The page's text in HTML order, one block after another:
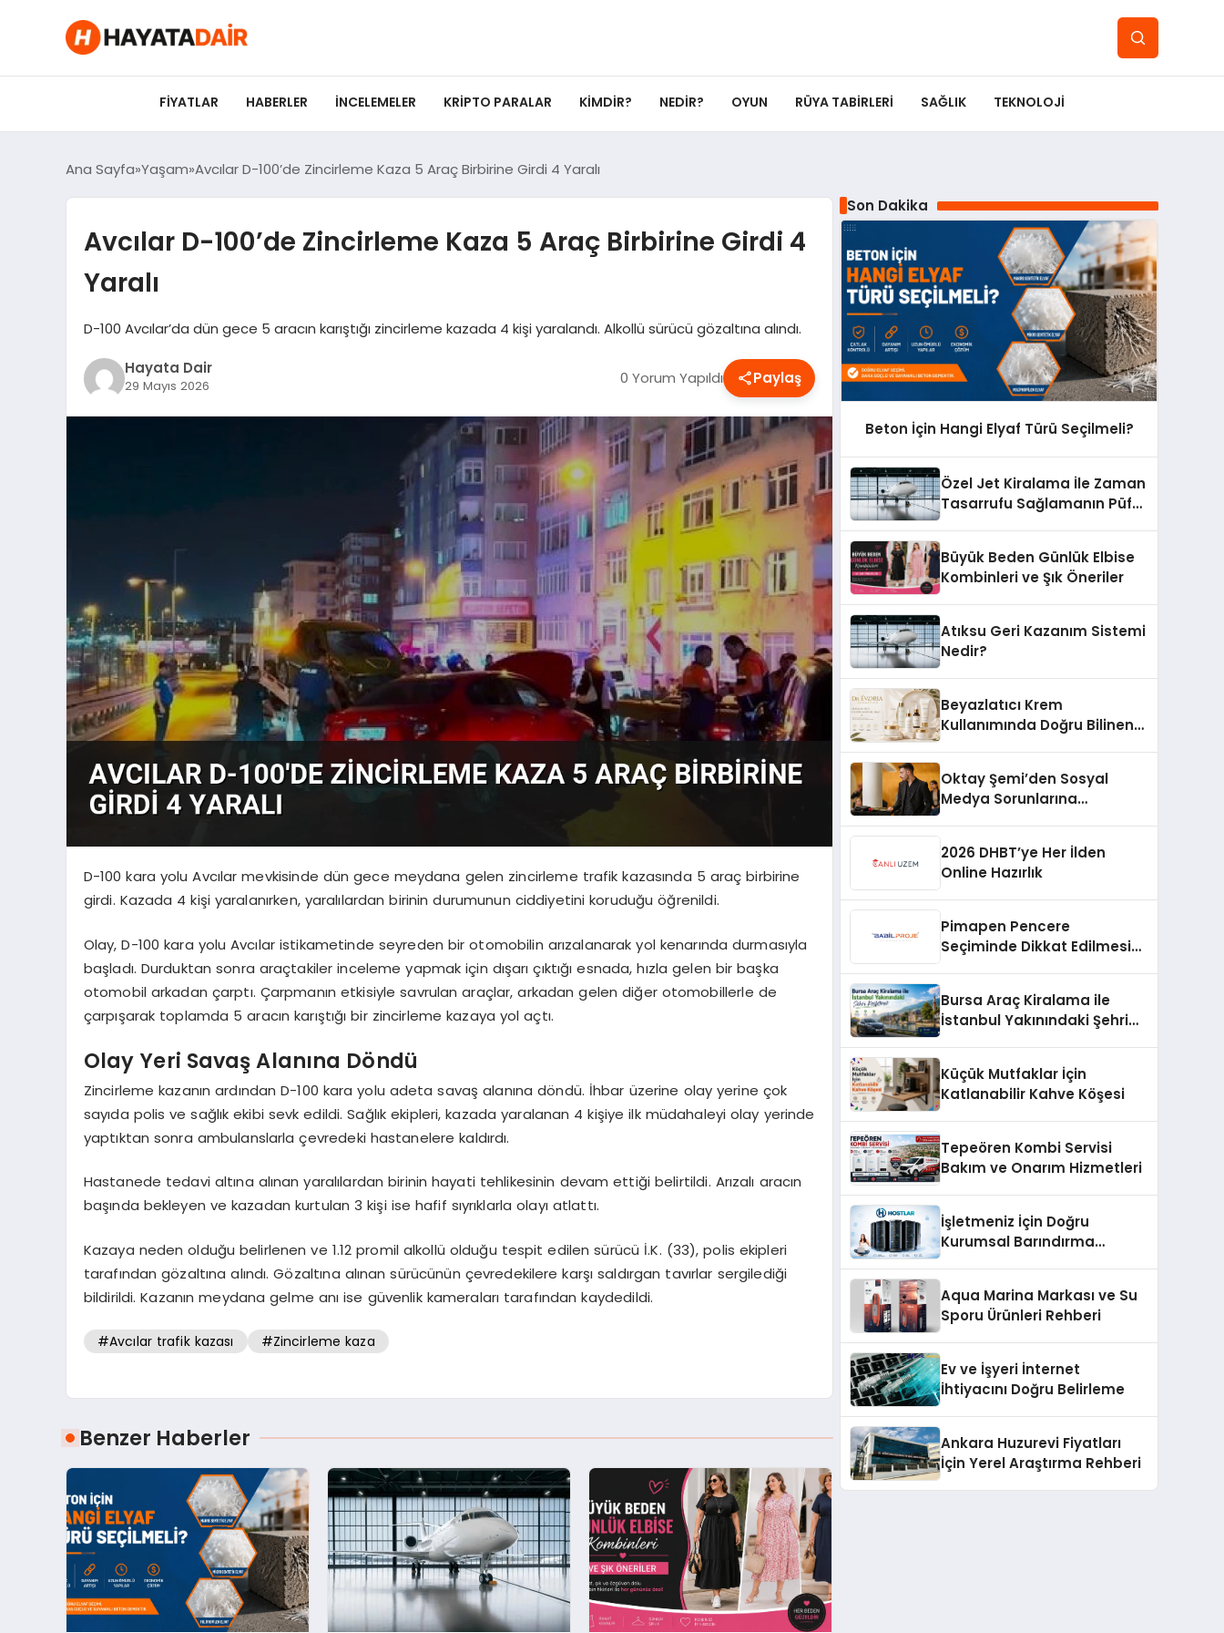
FIYATLAR HABERLER İNCELEMELER KRIPTO PARALAR KIMDIR? NEDIR? OYUN RÜYA TABIRLERI SAĞLIK TEKNOLOJI
Ana Sayfa Yaşam Avcılar D-100’de Zincirleme Kaza 5 Araç Birbirine Girdi 4 Yaralı
Avcılar D-100’de Zincirleme Kaza 5 Araç Birbirine Girdi 4
Yaralı
D-100 Avcılar’da dün gece 5 aracın karıştığı zincirleme kazada 4 kişi yaralandı. Alkollü sürücü gözaltına alındı.
Hayata Dair
29 Mayıs 2026 0 Yorum Yapıldı Paylaş
D-100 kara yolu Avcılar mevkisinde dün gece meydana gelen zincirleme trafik kazasında 5 araç birbirine
girdi. Kazada 4 kişi yaralanırken, yaralılardan birinin durumunun ciddiyetini koruduğu öğrenildi.
Olay, D-100 kara yolu Avcılar istikametinde seyreden bir otomobilin arızalanarak yol kenarında durmasıyla
başladı. Durduktan sonra araçtakiler inceleme yapmak için dışarı çıktığı esnada, hızla gelen bir başka
otomobil arkadan çarptı. Çarpmanın etkisiyle savrulan araçlar, arkadan gelen diğer otomobillerle de
çarpışarak toplamda 5 aracın karıştığı bir zincirleme kazaya yol açtı.
Olay Yeri Savaş Alanına Döndü
Zincirleme kazanın ardından D-100 kara yolu adeta savaş alanına döndü. İhbar üzerine olay yerine çok
sayıda polis ve sağlık ekibi sevk edildi. Sağlık ekipleri, kazada yaralanan 4 kişiye ilk müdahaleyi olay yerinde
yaptıktan sonra ambulanslarla çevredeki hastanelere kaldırdı.
Hastanede tedavi altına alınan yaralılardan birinin hayati tehlikesinin devam ettiği belirtildi. Arızalı aracın
başında bekleyen ve kazadan kurtulan 3 kişi ise hafif sıyrıklarla olayı atlattı.
Kazaya neden olduğu belirlenen ve 1.12 promil alkollü olduğu tespit edilen sürücü İ.K. (33), polis ekipleri
tarafından gözaltına alındı. Gözaltına alınan sürücünün çevredekilere karşı saldırgan tavırlar sergilediği
bildirildi. Kazanın meydana gelme anı ise güvenlik kameraları tarafından kaydedildi.
#Avcılar trafik kazası #Zincirleme kaza
Benzer Haberler
Son Dakika
Beton İçin Hangi Elyaf Türü Seçilmeli?
Özel Jet Kiralama İle Zaman
Tasarrufu Sağlamanın Püf
Büyük Beden Günlük Elbise
Kombinleri ve Şık Öneriler
Atıksu Geri Kazanım Sistemi
Nedir?
Beyazlatıcı Krem
Kullanımında Doğru Bilinen
Oktay Şemi’den Sosyal
Medya Sorunlarına
2026 DHBT’ye Her İlden
Online Hazırlık
Pimapen Pencere
Seçiminde Dikkat Edilmesi
Bursa Araç Kiralama ile
İstanbul Yakınındaki Şehri
Küçük Mutfaklar İçin
Katlanabilir Kahve Köşesi
Tepeören Kombi Servisi
Bakım ve Onarım Hizmetleri
İşletmeniz İçin Doğru
Kurumsal Barındırma
Aqua Marina Markası ve Su
Sporu Ürünleri Rehberi
Ev ve İşyeri İnternet
İhtiyacını Doğru Belirleme
Ankara Huzurevi Fiyatları
İçin Yerel Araştırma Rehberi